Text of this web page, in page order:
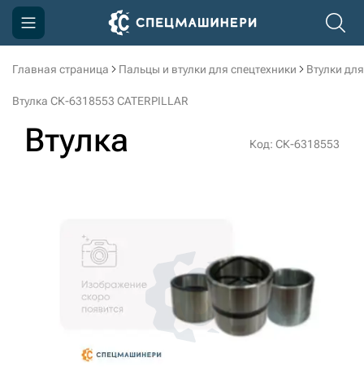
Главная страница Пальцы и втулки для спецтехники Втулки
Втулка СК-6318553 CATERPILLAR
Втулка Код: СК-6318553
Компания
Доставка и оплата
3D тур по производству
3D тур по складам
sksale@skdst.ru